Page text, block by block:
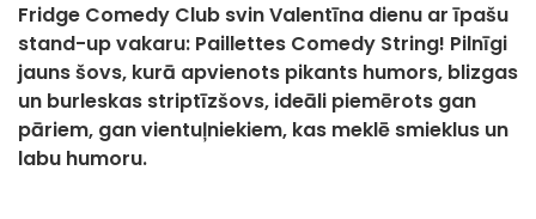
Fridge Comedy Club svin Valentīna dienu ar īpašu
stand-up vakaru: Paillettes Comedy String! Pilnīgi
jauns šovs, kurā apvienots pikants humors, blizgas
un burleskas striptīzšovs, ideāli piemērots gan
pāriem, gan vientuļniekiem, kas meklē smieklus un
labu humoru.